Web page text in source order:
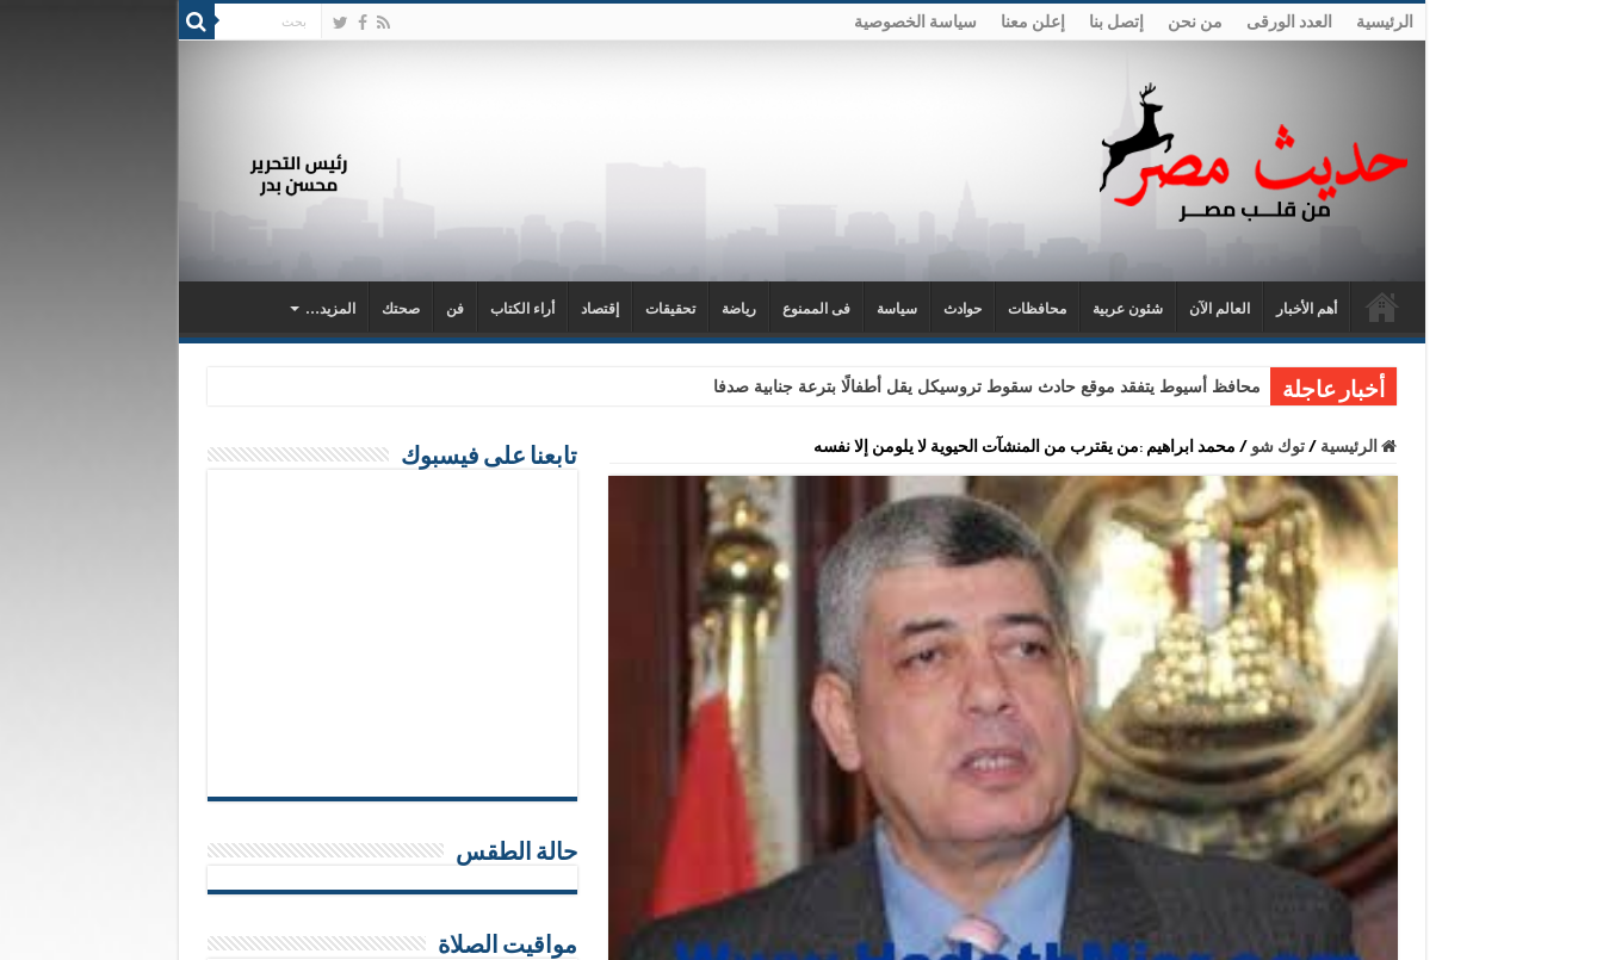
الرئيسية العدد الورقى من نحن إتصل بنا إعلن معنا سياسة الخصوصية
أهم الأخبار العالم الآن شئون عربية محافظات حوادث سياسة فى الممنوع رياضة تحقيقات إقتصاد أراء الكتاب فن صحتك المزيد…
أخبار عاجلة محافظ أسيوط يتفقد موقع حادث سقوط تروسيكل يقل أطفالًا بترعة جنابية صدفا
الرئيسية /توك شو / محمد ابراهيم :من يقترب من المنشآت الحيوية لا يلومن إلا نفسه تابعنا على فيسبوك
حالة الطقس
مواقيت الصلاة